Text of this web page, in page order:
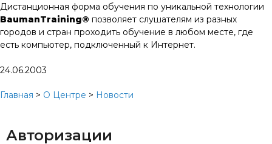
Дистанционная форма обучения по уникальной технологии
BaumanTraining® позволяет слушателям из разных
городов и стран проходить обучение в любом месте, где
есть компьютер, подключенный к Интернет.
24.06.2003
Главная > О Центре > Новости
Авторизации